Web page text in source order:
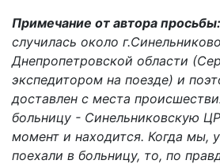
Примечание от автора просьбы:
случилась около г.Синельниково
Днепропетровской области
экспедитором на поезде) и
доставлен с места
больницу - Синельниковскую
момент и находится. Когда мы,
поехали в больницу, то, по